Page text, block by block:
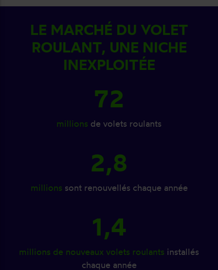
LE MARCHÉ DU VOLET
ROULANT, UNE NICHE
INEXPLOITÉE
72
millions de volets roulants
2,8
millions sont renouvellés chaque année
1,4
millions de nouveaux volets roulants installés
chaque année